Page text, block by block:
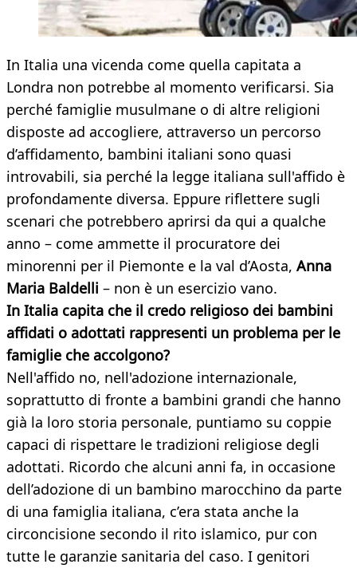
In Italia una vicenda come quella capitata a
Londra non potrebbe al momento verificarsi. Sia
perché famiglie musulmane o di altre religioni
disposte ad accogliere, attraverso un percorso
d’affidamento, bambini italiani sono quasi
introvabili, sia perché la legge italiana sull'affido è
profondamente diversa. Eppure riflettere sugli
scenari che potrebbero aprirsi da qui a qualche
anno – come ammette il procuratore dei
minorenni per il Piemonte e la val d’Aosta, Anna
Maria Baldelli – non è un esercizio vano.
In Italia capita che il credo religioso dei bambini
affidati o adottati rappresenti un problema per le
famiglie che accolgono?
Nell'affido no, nell'adozione internazionale,
soprattutto di fronte a bambini grandi che hanno
già la loro storia personale, puntiamo su coppie
capaci di rispettare le tradizioni religiose degli
adottati. Ricordo che alcuni anni fa, in occasione
dell’adozione di un bambino marocchino da parte
di una famiglia italiana, c’era stata anche la
circoncisione secondo il rito islamico, pur con
tutte le garanzie sanitaria del caso. I genitori